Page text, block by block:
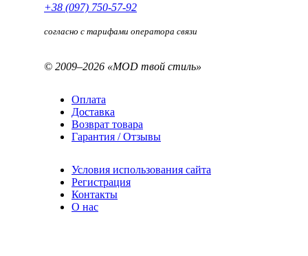
+38 (097) 750-57-92
согласно с тарифами оператора связи
© 2009–2026 «MOD твой стиль»
Оплата
Доставка
Возврат товара
Гарантия / Отзывы
Условия использования сайта
Регистрация
Контакты
О нас